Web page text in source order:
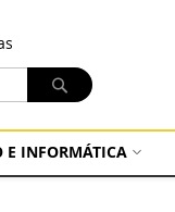
contenido
Buscar
E INFORMÁTICA